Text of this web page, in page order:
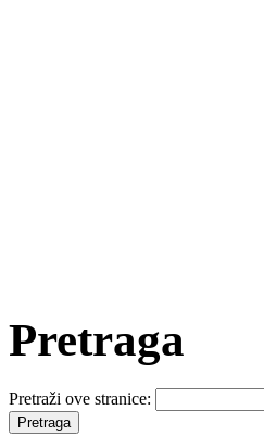
Pretraga
Pretraži ove stranice: